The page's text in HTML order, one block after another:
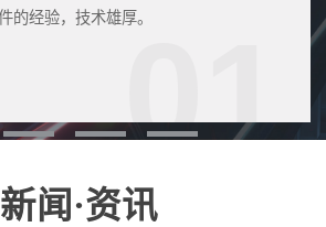
的经验，技术雄厚。01
新闻·资讯